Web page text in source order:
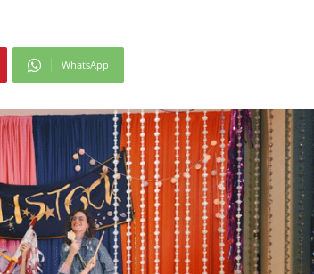
WhatsApp